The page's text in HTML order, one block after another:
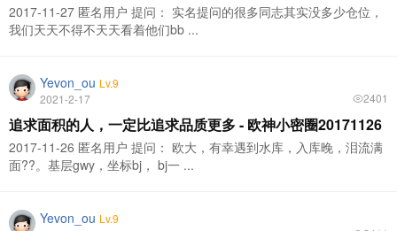
2017-11-27 匿名用户 提问： 实名提问的很多同志其实没多少仓位，
我们天天不得不天天看着他们bb ...
Yevon_ou Lv.9
2021-2-17
2401
追求面积的人，一定比追求品质更多 - 欧神小密圈20171126
2017-11-26 匿名用户 提问： 欧大，有幸遇到水库，入库晚，泪流满
面??。基层gwy，坐标bj， bj一 ...
Yevon_ou Lv.9